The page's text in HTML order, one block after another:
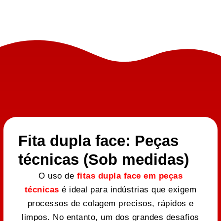
Fita dupla face: Peças
técnicas (Sob medidas)
O uso de fitas dupla face em peças
técnicas é ideal para indústrias que exigem
processos de colagem precisos, rápidos e
limpos. No entanto, um dos grandes desafios